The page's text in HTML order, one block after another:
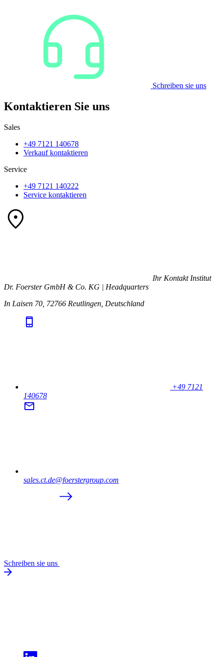
Schreiben sie uns
Kontaktieren Sie uns
Sales
+49 7121 140678
Verkauf kontaktieren
Service
+49 7121 140222
Service kontaktieren
Ihr Kontakt Institut
Dr. Foerster GmbH & Co. KG | Headquarters
In Laisen 70, 72766 Reutlingen, Deutschland
+49 7121
140678
sales.ct.de@foerstergroup.com
Schreiben sie uns